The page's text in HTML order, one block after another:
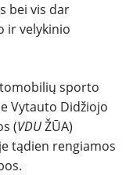
bei vis dar
ir velykinio
sporto
Vytauto Didžiojo
(VDUŽŪA)
tądien rengiamos